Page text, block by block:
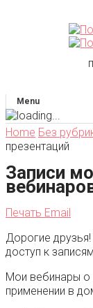
Menu
Home Без
презентаций
Записи
Печать Email
Дорогие
доступ к
Мои вебинары о
применении в